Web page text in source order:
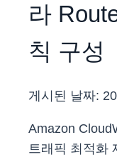
라
칙 구성
게시된 날짜:
Amazon
트래픽 최적화